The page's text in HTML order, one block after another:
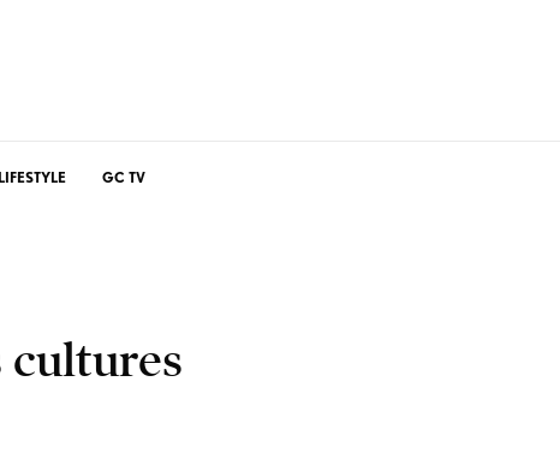
GC TV
cultures